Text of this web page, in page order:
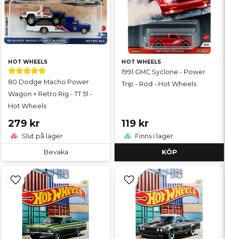
HOT WHEELS
80 Dodge Macho Power
Wagon + Retro Rig - TT 51 -
Hot Wheels
279 kr
Slut på lager
Bevaka
HOT WHEELS
1991 GMC Syclone - Power
Trip - Röd - Hot Wheels
119 kr
Finns i lager
KÖP